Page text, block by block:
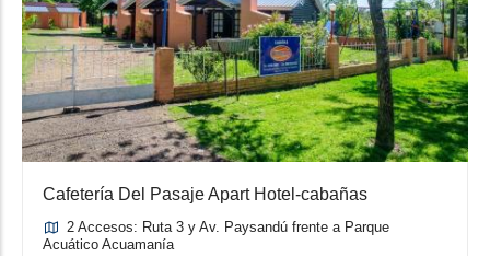
Cafetería Del Pasaje Apart Hotel-cabañas
2 Accesos: Ruta 3 y Av. Paysandú frente a Parque
Acuático Acuamanía